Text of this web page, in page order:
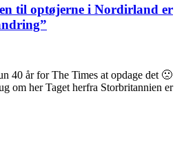
til optøjerne i Nordirland er
40 år for The Times at opdage det 🙁
om her Taget herfra Storbritannien er